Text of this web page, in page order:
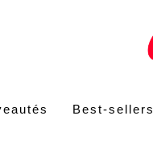
Best-sellers